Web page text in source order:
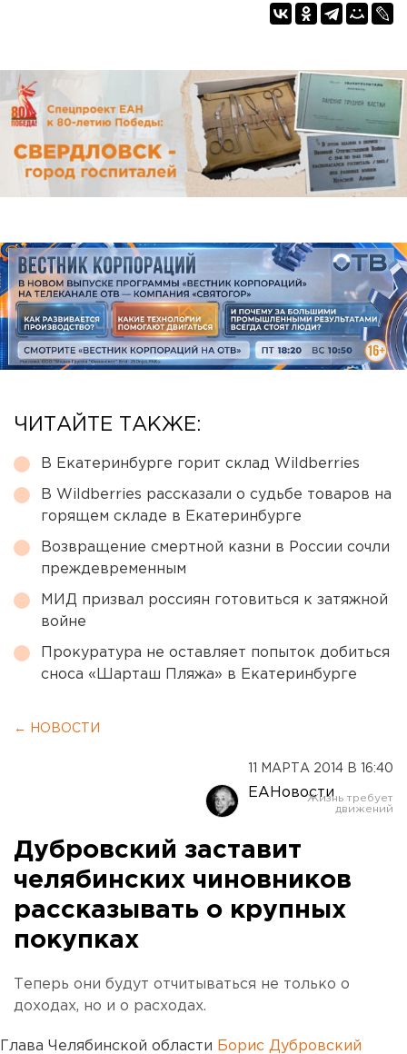
ЧИТАЙТЕ ТАКЖЕ:
В Екатеринбурге горит склад Wildberries
В Wildberries рассказали о судьбе товаров на
горящем складе в Екатеринбурге
Возвращение смертной казни в России сочли
преждевременным
МИД призвал россиян готовиться к затяжной
войне
Прокуратура не оставляет попыток добиться
сноса «Шарташ Пляжа» в Екатеринбурге
← НОВОСТИ
11 МАРТА 2014 В 16:40
ЕАНовости
Дубровский заставит
челябинских чиновников
рассказывать о крупных
покупках
Теперь они будут отчитываться не только о
доходах, но и о расходах.
Глава Челябинской области Борис Дубровский